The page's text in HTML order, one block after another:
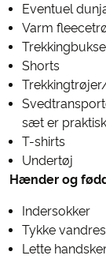
Eventuel
Varm
Shorts
sæt er
T-shirts
Undertøj
Hænder og
Indersokker
Tykke
Lette